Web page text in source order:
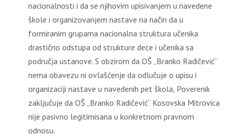
nacionalnosti i da se njihovim upisivanjem u navedene
škole i organizovanjem nastave na način da u
formiranim grupama nacionalna struktura učenika
drastično odstupa od strukture dece i učenika sa
područja ustanove. S obzirom da OŠ „Branko Radičević“
nema obavezu ni ovlašćenje da odlučuje o upisu i
organizaciji nastave u navedenih pet škola, Poverenik
zaključuje da OŠ „Branko Radičević“ Kosovska Mitrovica
nije pasivno legitimisana u konkretnom pravnom
odnosu.